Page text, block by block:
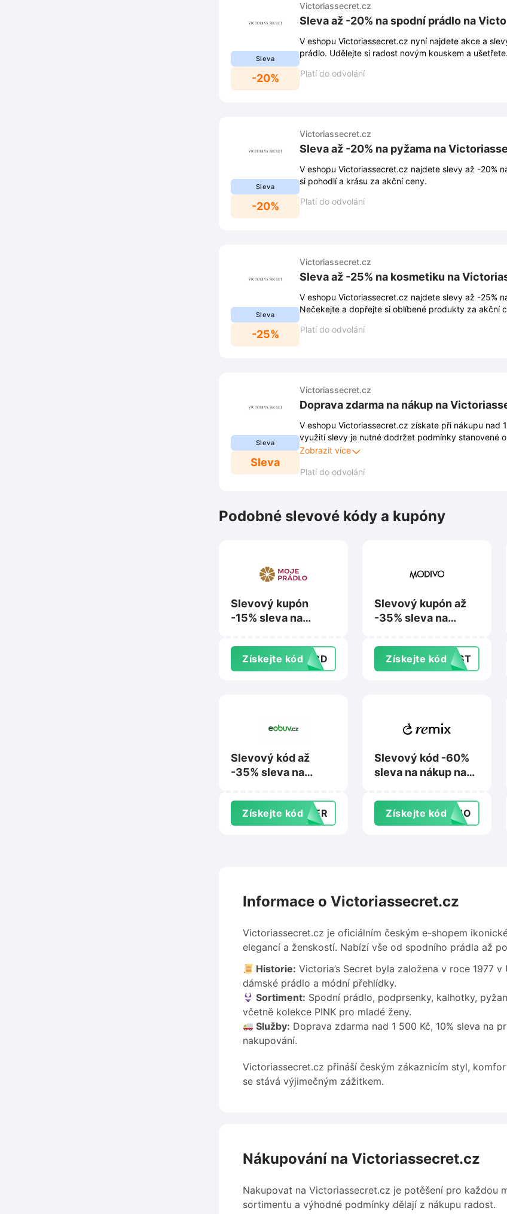
Sleva
-20%
Victoriassecret.cz
Sleva až -20% na spodní prádlo na
V eshopu Victoriassecret.cz nyní najdete akce a
prádlo. Udělejte si radost novým kouskem a ušetřete.
Platí do odvolání
Sleva
-20%
Victoriassecret.cz
Sleva až -20% na pyžama na
V eshopu Victoriassecret.cz najdete slevy až -20%
si pohodlí a krásu za akční ceny.
Platí do odvolání
Sleva
-25%
Victoriassecret.cz
Sleva až -25% na kosmetiku na
V eshopu Victoriassecret.cz najdete slevy až -25%
Nečekejte a dopřejte si oblíbené produkty za akční
Platí do odvolání
Sleva
Sleva
Victoriassecret.cz
Doprava zdarma na nákup na
V eshopu Victoriassecret.cz získate při nákupu nad
využití slevy je nutné dodržet podmínky stanovené
jsou zveřejněny na webových stránkách obchodu a
Zobrazit více
Platí do odvolání
Podobné slevové kódy a kupóny
Slevový kupón
-15% sleva na
pradlo.cz
Získejte kód28CD
Slevový kupón až
-35% sleva na
Získejte kódLAST
Slevový kód až
-35% sleva na
Získejte kódMMER
Slevový kód -60%
sleva na nákup na
Získejte kódFOMO
Informace o Victoriassecret.cz
Victoriassecret.cz je oficiálním českým e-shopem
elegancí a ženskostí. Nabízí vše od spodního prádla až
Historie: Victoria’s Secret byla založena v roce 1977
dámské prádlo a módní přehlídky.
Sortiment: Spodní prádlo, podprsenky, kalhotky,
včetně kolekce PINK pro mladé ženy.
Služby: Doprava zdarma nad 1 500 Kč, 10% sleva na
nakupování.
Victoriassecret.cz přináší českým zákaznicím styl,
se stává výjimečným zážitkem.
Nákupování na Victoriassecret.cz
Nakupovat na Victoriassecret.cz je potěšení pro každou
sortimentu a výhodné podmínky dělají z nákupu radost.